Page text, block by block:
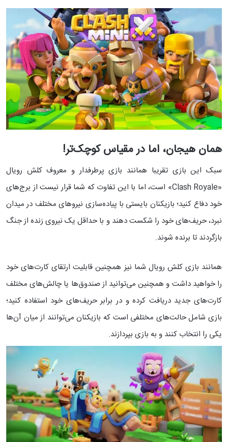
همان هیجان، اما در مقیاس کوچک‌تر!
سبک این بازی تقریبا همانند بازی پرطرفدار و معروف کلش رویال
«Clash Royale» است، اما با این تفاوت که شما قرار نیست از برج‌های
خود دفاع کنید؛ بازیکنان بایستی با پیاده‌سازی نیرو‌های مختلف در میدان
نبرد، حریف‌های خود را شکست دهند و با حداقل یک نیروی زنده از جنگ
بازگردند تا برنده شوند.
همانند بازی کلش رویال شما نیز همچنین قابلیت ارتقای کارت‌های خود
را خواهید داشت و همچنین می‌توانید از صندوق‌ها یا چالش‌های مختلف
کارت‌های جدید دریافت کرده و در برابر حریف‌های خود استفاده کنید؛
بازی شامل حالت‌های مختلفی است که بازیکنان می‌توانند از میان آن‌ها
یکی را انتخاب کنند و به بازی بپردازند.